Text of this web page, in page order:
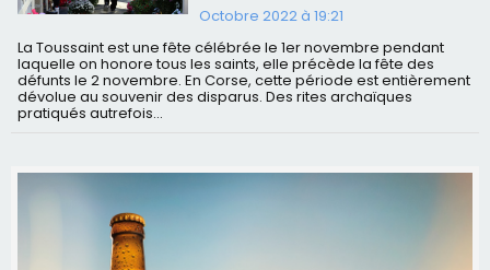
Octobre 2022 à 19:21
La Toussaint est une fête célébrée le 1er novembre pendant
laquelle on honore tous les saints, elle précède la fête des
défunts le 2 novembre. En Corse, cette période est entièrement
dévolue au souvenir des disparus. Des rites archaïques
pratiqués autrefois...